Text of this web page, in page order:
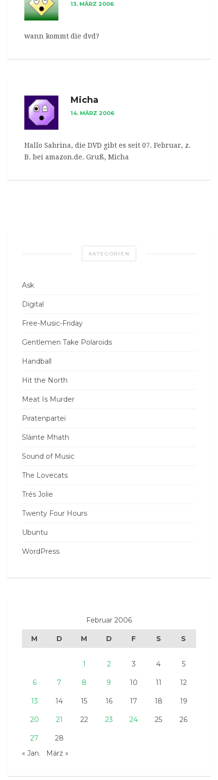
13. MÄRZ 2006
wann kommt die dvd?
Micha
14. MÄRZ 2006
Hallo Sabrina, die DVD gibt es seit 07. Februar, z.
B. bei amazon.de. Gruß, Micha
KATEGORIEN
Ask
Digital
Free-Music-Friday
Gentlemen Take Polaroids
Handball
Hit the North
Meat Is Murder
Piratenpartei
Slàinte Mhath
Sound of Music
The Lovecats
Trés Jolie
Twenty Four Hours
Ubuntu
WordPress
Februar 2006
M D M D F S S
1 2 3 4 5
6 7 8 9 10 11 12
13 14 15 16 17 18 19
20 21 22 23 24 25 26
27
28
« Jan.
März »